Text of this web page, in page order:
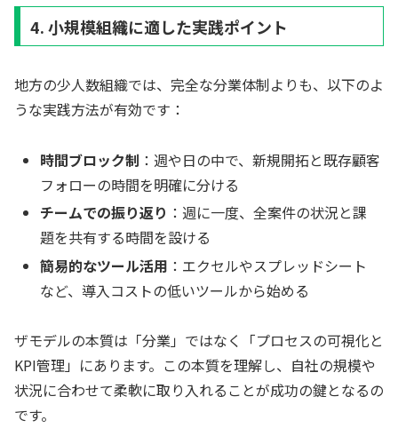
4. 小規模組織に適した実践ポイント
地方の少人数組織では、完全な分業体制よりも、以下のよ
うな実践方法が有効です：
時間ブロック制 ：週や日の中で、新規開拓と既存顧客
フォローの時間を明確に分ける
チームでの振り返り ：週に一度、全案件の状況と課
題を共有する時間を設ける
簡易的なツール活用 ：エクセルやスプレッドシート
など、導入コストの低いツールから始める
ザモデルの本質は「分業」ではなく「プロセスの可視化と
KPI管理」にあります。この本質を理解し、自社の規模や
状況に合わせて柔軟に取り入れることが成功の鍵となるの
です。